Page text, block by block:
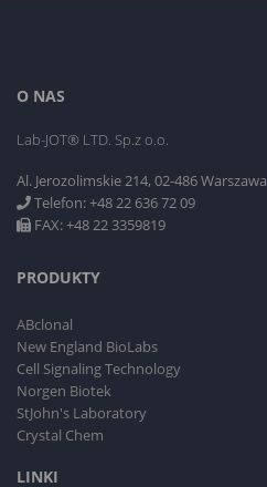
O NAS
Lab-JOT® LTD. Sp.z o.o.
Al. Jerozolimskie 214, 02-486 Warszawa
Telefon: +48 22 636 72 09
FAX: +48 22 3359819
PRODUKTY
ABclonal
New England BioLabs
Cell Signaling Technology
Norgen Biotek
StJohn's Laboratory
Crystal Chem
LINKI